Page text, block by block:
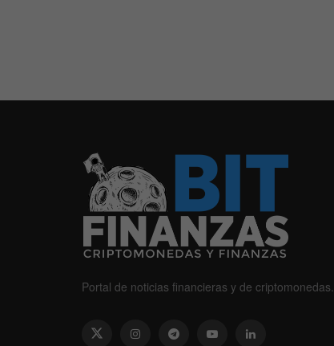
Portal de noticias financieras y de criptomonedas.